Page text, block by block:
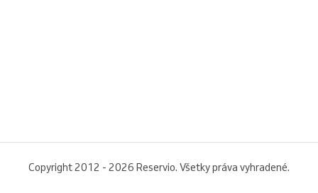
Copyright 2012 - 2026 Reservio. Všetky práva vyhradené.